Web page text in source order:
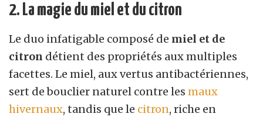
2. La magie du miel et du citron
Le duo infatigable composé de miel et de
citron détient des propriétés aux multiples
facettes. Le miel, aux vertus antibactériennes,
sert de bouclier naturel contre les maux
hivernaux, tandis que le citron, riche en